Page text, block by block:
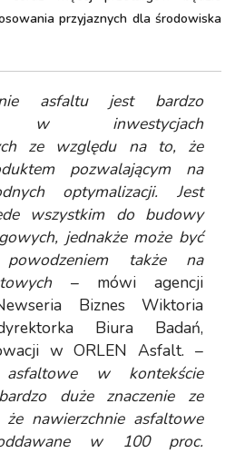
przyjaznych dla środowiska
asfaltu jest bardzo
w inwestycjach
ze względu na to, że
pozwalającym na
optymalizacji. Jest
wszystkim do budowy
jednakże może być
także na
– mówi agencji
Biznes Wiktoria
Biura Badań,
w ORLEN Asfalt. –
w kontekście
duże znaczenie ze
nawierzchnie asfaltowe
w 100 proc.